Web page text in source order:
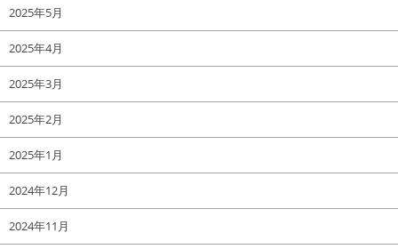
2025年5月
2025年4月
2025年3月
2025年2月
2025年1月
2024年12月
2024年11月